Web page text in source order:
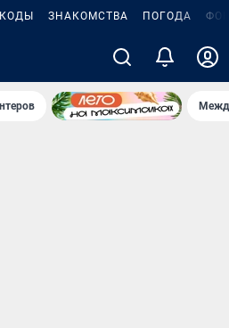
ЗНАКОМСТВА ПОГОДА